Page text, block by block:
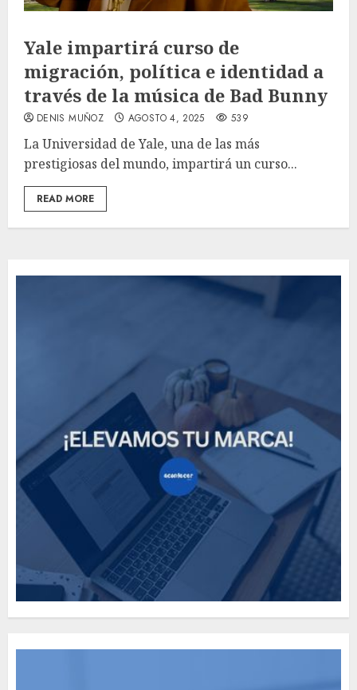
Yale impartirá curso de
migración, política e identidad a
través de la música de Bad Bunny
DENIS MUÑOZ AGOSTO 4, 2025 539
La Universidad de Yale, una de las más
prestigiosas del mundo, impartirá un curso...
READ MORE
How Many of These Italian
MAYO 14, 2024 811